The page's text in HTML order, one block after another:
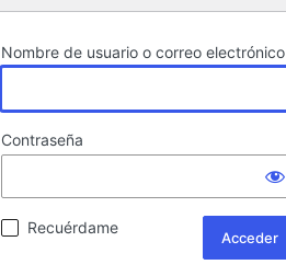
Nombre de usuario o correo electrónico
Contraseña
Recuérdame